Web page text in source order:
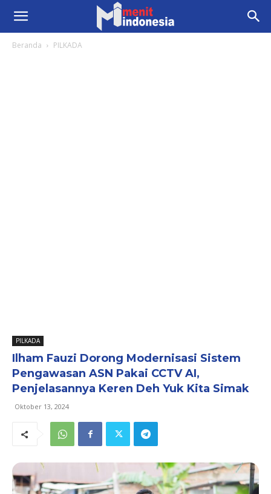
Beranda PILKADA
PILKADA
Ilham Fauzi Dorong Modernisasi Sistem
Pengawasan ASN Pakai CCTV AI,
Penjelasannya Keren Deh Yuk Kita Simak
Oktober 13, 2024